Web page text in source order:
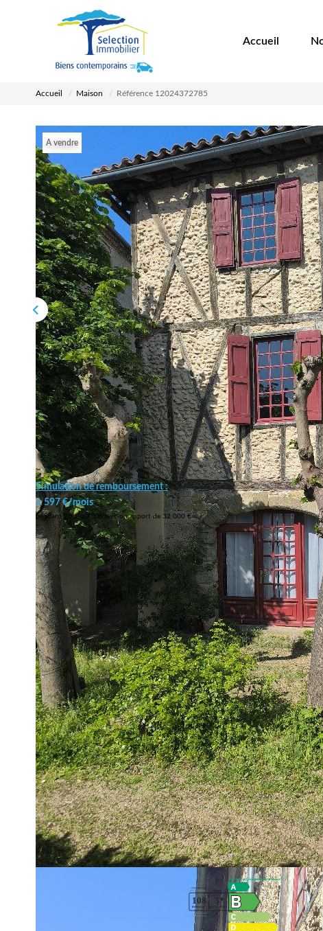
Accueil
Accueil Maison Référence 12024372785
A vendre
Simulation de remboursement :
1 597 €/mois
pendant 20 ans à 3% avec un apport de 32 000 €
Description
Réf : 12024372785
C'est LA maison de Mirepoix . Celle que tout le monde a déja
Elle est très ancienne , faite de beaux colombages à l'extérieur
pour la rendre habitable avec un confort moderne , tout en
les cheminées , certains parquets , certains colombages ...
Elle a également été aménagée pour permettre , tout en vivant
tourisme locatif , ou bien de permettre à deux membres d'une
De belles pièces de vie , une rénovation de qualité, font de
plaisir de vous présenter .
Les informations sur les risques auxquels ce bien est exposé
www.georisques.gouv.fr »
**Honoraires à la charge du vendeur
Diagnostics énergétiques